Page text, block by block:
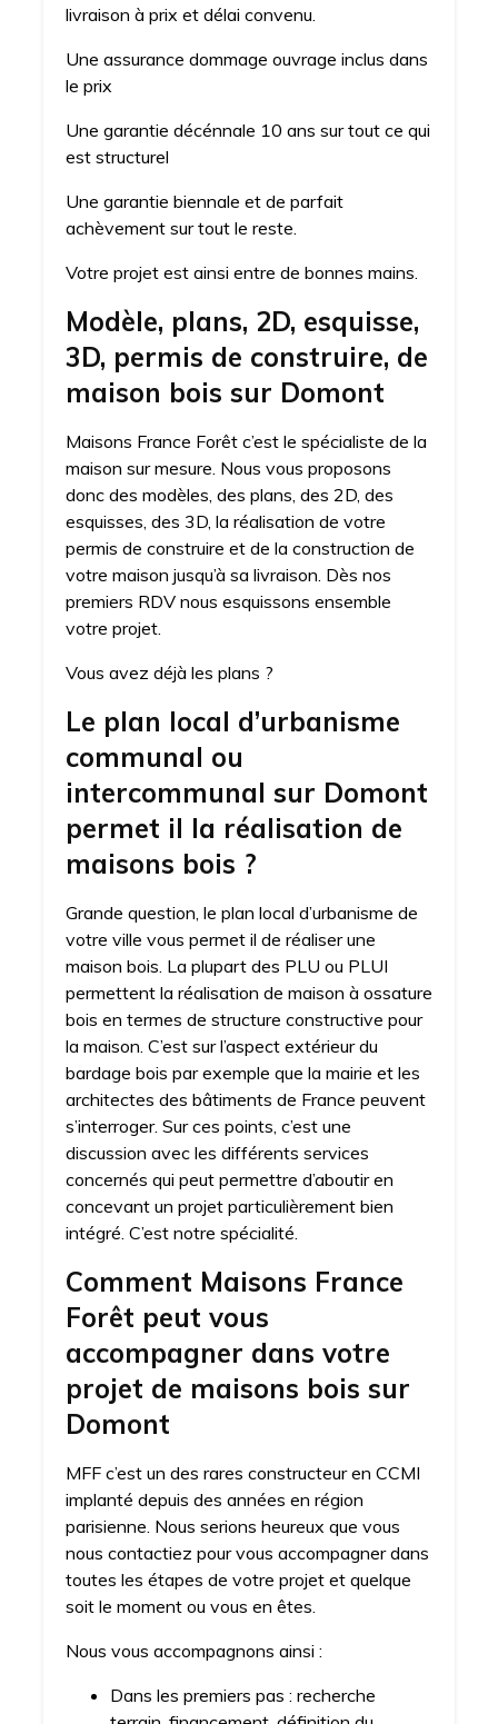
livraison à prix et délai convenu.
Une assurance dommage ouvrage inclus dans
le prix
Une garantie décénnale 10 ans sur tout ce qui
est structurel
Une garantie biennale et de parfait
achèvement sur tout le reste.
Votre projet est ainsi entre de bonnes mains.
Modèle, plans, 2D, esquisse,
3D, permis de construire, de
maison bois sur Domont
Maisons France Forêt c’est le spécialiste de la
maison sur mesure. Nous vous proposons
donc des modèles, des plans, des 2D, des
esquisses, des 3D, la réalisation de votre
permis de construire et de la construction de
votre maison jusqu’à sa livraison. Dès nos
premiers RDV nous esquissons ensemble
votre projet.
Vous avez déjà les plans ?
Le plan local d’urbanisme
communal ou
intercommunal sur Domont
permet il la réalisation de
maisons bois ?
Grande question, le plan local d’urbanisme de
votre ville vous permet il de réaliser une
maison bois. La plupart des PLU ou PLUI
permettent la réalisation de maison à ossature
bois en termes de structure constructive pour
la maison. C’est sur l’aspect extérieur du
bardage bois par exemple que la mairie et les
architectes des bâtiments de France peuvent
s’interroger. Sur ces points, c’est une
discussion avec les différents services
concernés qui peut permettre d’aboutir en
concevant un projet particulièrement bien
intégré. C’est notre spécialité.
Comment Maisons France
Forêt peut vous
accompagner dans votre
projet de maisons bois sur
Domont
MFF c’est un des rares constructeur en CCMI
implanté depuis des années en région
parisienne. Nous serions heureux que vous
nous contactiez pour vous accompagner dans
toutes les étapes de votre projet et quelque
soit le moment ou vous en êtes.
Nous vous accompagnons ainsi :
Dans les premiers pas : recherche